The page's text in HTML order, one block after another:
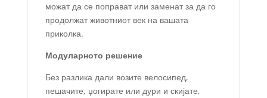
можат да се поправат или заменат за да го
продолжат животниот век на вашата
приколка.
Модуларното решение
Без разлика дали возите велосипед,
пешачите, џогирате или дури и скијате,